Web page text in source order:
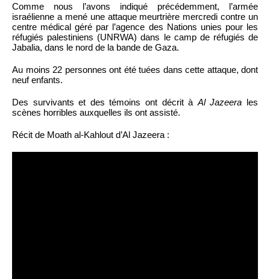
Comme nous l’avons indiqué précédemment, l’armée
israélienne a mené une attaque meurtrière mercredi contre un
centre médical géré par l’agence des Nations unies pour les
réfugiés palestiniens (UNRWA) dans le camp de réfugiés de
Jabalia, dans le nord de la bande de Gaza.
Au moins 22 personnes ont été tuées dans cette attaque, dont
neuf enfants.
Des survivants et des témoins ont décrit à Al Jazeera les
scènes horribles auxquelles ils ont assisté.
Récit de Moath al-Kahlout d’Al Jazeera :